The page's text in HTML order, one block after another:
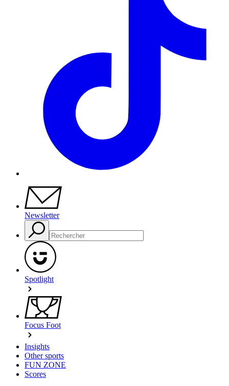
Newsletter
Spotlight
Focus Foot
Insights
Other sports
FUN ZONE
Scores